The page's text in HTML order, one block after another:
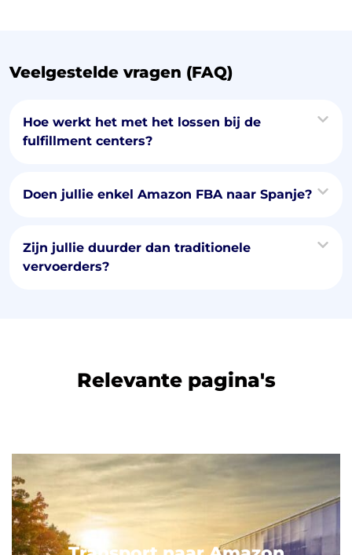
Veelgestelde vragen (FAQ)
Hoe werkt het met het lossen bij de
fulfillment centers?
Doen jullie enkel Amazon FBA naar Spanje?
Zijn jullie duurder dan traditionele
vervoerders?
Relevante pagina's